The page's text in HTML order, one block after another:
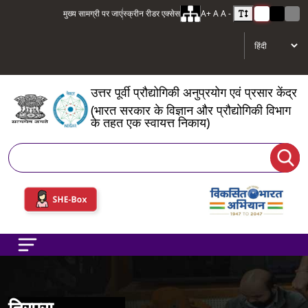
मुख्य सामग्री पर जाएंस्क्रीन रीडर एक्सेस A+AA -
उत्तर पूर्वी प्रौद्योगिकी अनुप्रयोग एवं प्रसार केंद्र
(भारत सरकार के विज्ञान और प्रौद्योगिकी विभाग
के तहत एक स्वायत्त निकाय)
खोज